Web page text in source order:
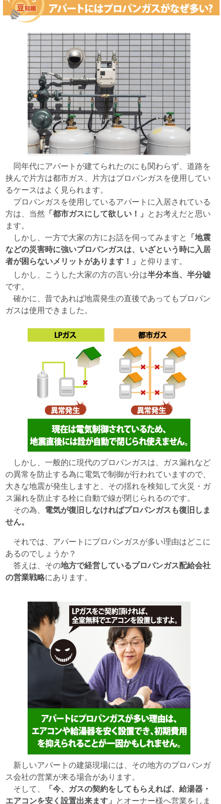
同年代にアパートが建てられたのにも関わらず、道路を
挟んで片方は都市ガス、片方はプロパンガスを使用してい
るケースはよく見られます。
プロパンガスを使用しているアパートに入居されている
方は、当然 「都市ガスにして欲しい！」
とお考えだと思い
ます。
しかし、一方で大家の方にお話を伺ってみますと
「地震
などの災害時に強いプロパンガスは、いざという時に入居
者が困らないメリットがあります！」
と仰ります。
しかし、こうした大家の方の言い分は半分本当、半分嘘
です。
確かに、昔であれば地震発生の直後であってもプロパン
ガスは使用できました。
しかし、一般的に現代のプロパンガスは、ガス漏れなど
の異常を防止する為に電気で制御が行われていますので、
大きな地震が発生しますと、その揺れを検知して火災・ガ
ス漏れを防止する栓に自動で線が閉じられるのです。
その為、 電気が復旧しなければプロパンガスも復旧しま
せん。
それでは、アパートにプロパンガスが多い理由はどこに
あるのでしょうか？
答えは、その地方で経営しているプロパンガス配給会社
の営業戦略にあります。
新しいアパートの建築現場には、その地方のプロパンガ
ス会社の営業が来る場合があります。
そして、
「今、ガスの契約をしてもらえれば、給湯器・
エアコンを安く設置出来ます」
とオーナー様へ営業をしま